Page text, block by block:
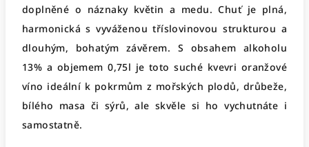
doplněné o náznaky květin a medu. Chuť je plná,
harmonická s vyváženou tříslovinovou strukturou a
dlouhým, bohatým závěrem. S obsahem alkoholu
13% a objemem 0,75l je toto suché kvevri oranžové
víno ideální k pokrmům z mořských plodů, drůbeže,
bílého masa či sýrů, ale skvěle si ho vychutnáte i
samostatně.